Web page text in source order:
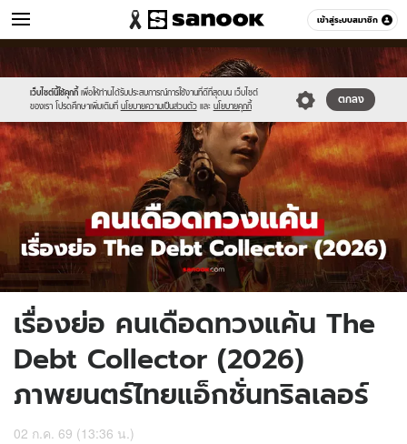
เข้าสู่ระบบสมาชิก
หนัง-ละคร หมวดอื่นๆ
เว็บไซต์นี้ใช้คุกกี้ เพื่อให้ท่านได้รับประสบการณ์การใช้งานที่ดีที่สุดบน เว็บไซต์
ของเรา โปรดศึกษาเพิ่มเติมที่ นโยบายความเป็นส่วนตัว และ นโยบายคุกกี้
ตกลง
//s.isanook.com/sr/0/images/logo-
new-
sanook.png
//s.isanook.com/mv/0/ud/37/188958/new-
thumbnail1200x720-
20.jpg
เรื่องย่อ คนเดือดทวงแค้น The
Debt Collector (2026)
ภาพยนตร์ไทยแอ็กชั่นทริลเลอร์
02 ก.ค. 69 (13:36 น.)